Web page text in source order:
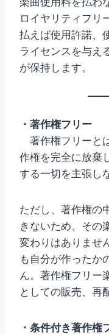
ロイヤリティフリ
払えば使用許諾、
ライセンスを与え
が保持します。
・著作権フリー
著作権フリーと
作権を完全に放棄
する一切を主張し
ただし、著作権の
きないため、その
変わりはありませ
も自分が作ったか
ん。著作権フリー
としての販売、再
・条件付き著作権